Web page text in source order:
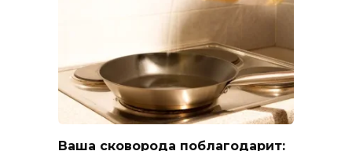
Ваша сковорода поблагодарит: